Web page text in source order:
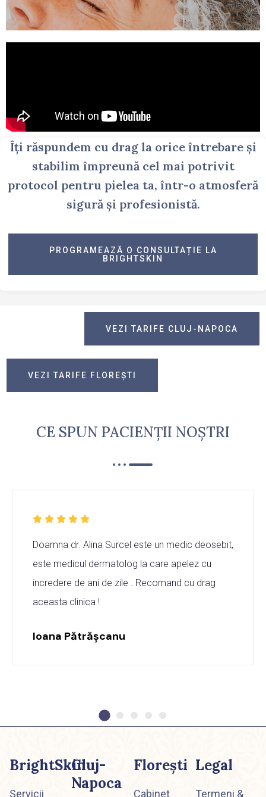
Îți răspundem cu drag la orice întrebare și
stabilim împreună cel mai potrivit
protocol pentru pielea ta, într-o atmosferă
sigură și profesionistă.
PROGRAMEAZĂ O CONSULTAȚIE LA
BRIGHTSKIN
VEZI TARIFE CLUJ-NAPOCA
VEZI TARIFE FLOREŞTI
CE SPUN PACIENȚII NOȘTRI
Doamna dr. Alina Surcel este un medic deosebit,
este medicul dermatolog la care apelez cu
incredere de ani de zile . Recomand cu drag
aceasta clinica !
Ioana Pătrăşcanu
BrightSkin
Servicii
Cluj-
Napoca
Floreşti
Cabinet
Legal
Termeni &